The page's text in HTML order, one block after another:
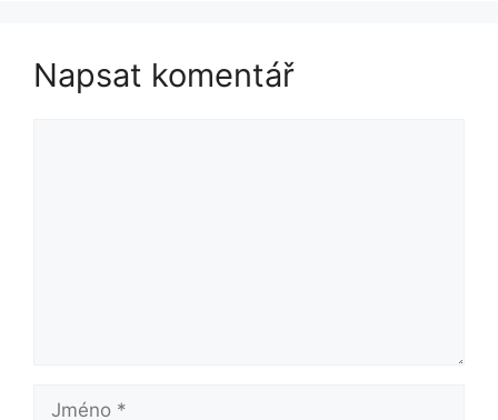
Napsat komentář
Jméno